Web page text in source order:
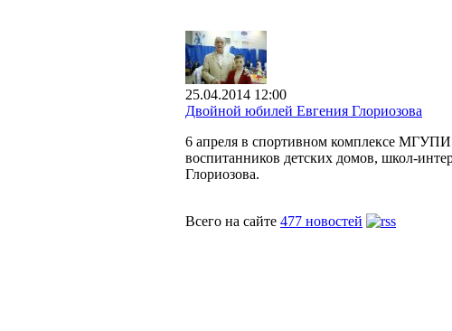
25.04.2014 12:00
Двойной юбилей Евгения Глориозова
6 апреля в спортивном комплексе МГУПИ
воспитанников детских домов, школ-
Глориозова.
Всего на сайте 477 новостей